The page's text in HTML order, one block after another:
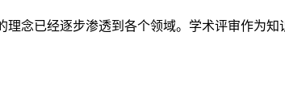
念已经逐步渗透到各个领域。学术评审作为